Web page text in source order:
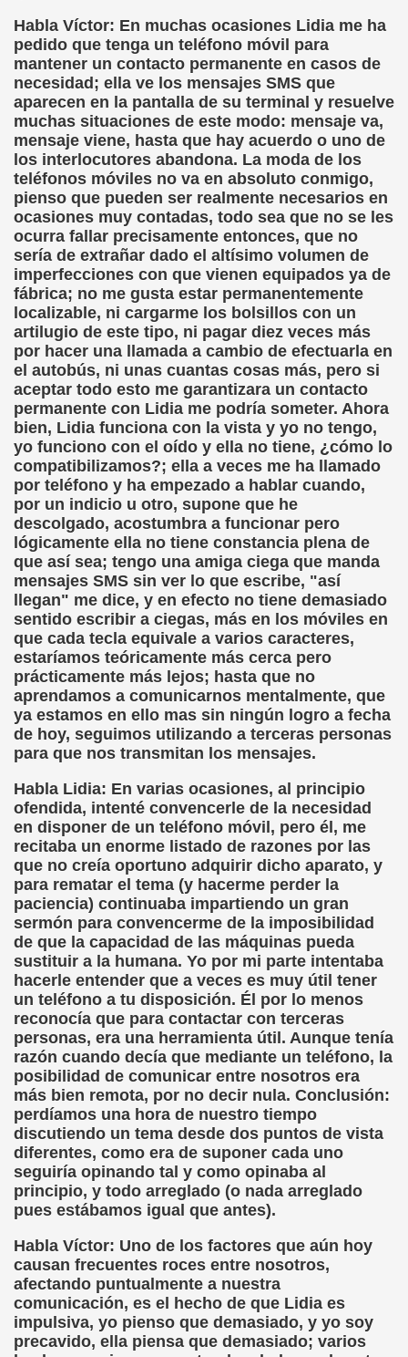
Habla Víctor: En muchas ocasiones Lidia me ha
pedido que tenga un teléfono móvil para
mantener un contacto permanente en casos de
necesidad; ella ve los mensajes SMS que
aparecen en la pantalla de su terminal y resuelve
muchas situaciones de este modo: mensaje va,
mensaje viene, hasta que hay acuerdo o uno de
los interlocutores abandona. La moda de los
teléfonos móviles no va en absoluto conmigo,
pienso que pueden ser realmente necesarios en
ocasiones muy contadas, todo sea que no se les
ocurra fallar precisamente entonces, que no
sería de extrañar dado el altísimo volumen de
imperfecciones con que vienen equipados ya de
fábrica; no me gusta estar permanentemente
localizable, ni cargarme los bolsillos con un
artilugio de este tipo, ni pagar diez veces más
por hacer una llamada a cambio de efectuarla en
el autobús, ni unas cuantas cosas más, pero si
aceptar todo esto me garantizara un contacto
permanente con Lidia me podría someter. Ahora
bien, Lidia funciona con la vista y yo no tengo,
yo funciono con el oído y ella no tiene, ¿cómo lo
compatibilizamos?; ella a veces me ha llamado
por teléfono y ha empezado a hablar cuando,
por un indicio u otro, supone que he
descolgado, acostumbra a funcionar pero
lógicamente ella no tiene constancia plena de
que así sea; tengo una amiga ciega que manda
mensajes SMS sin ver lo que escribe, "así
llegan" me dice, y en efecto no tiene demasiado
sentido escribir a ciegas, más en los móviles en
que cada tecla equivale a varios caracteres,
estaríamos teóricamente más cerca pero
prácticamente más lejos; hasta que no
aprendamos a comunicarnos mentalmente, que
ya estamos en ello mas sin ningún logro a fecha
de hoy, seguimos utilizando a terceras personas
para que nos transmitan los mensajes.
Habla Lidia: En varias ocasiones, al principio
ofendida, intenté convencerle de la necesidad
en disponer de un teléfono móvil, pero él, me
recitaba un enorme listado de razones por las
que no creía oportuno adquirir dicho aparato, y
para rematar el tema (y hacerme perder la
paciencia) continuaba impartiendo un gran
sermón para convencerme de la imposibilidad
de que la capacidad de las máquinas pueda
sustituir a la humana. Yo por mi parte intentaba
hacerle entender que a veces es muy útil tener
un teléfono a tu disposición. Él por lo menos
reconocía que para contactar con terceras
personas, era una herramienta útil. Aunque tenía
razón cuando decía que mediante un teléfono, la
posibilidad de comunicar entre nosotros era
más bien remota, por no decir nula. Conclusión:
perdíamos una hora de nuestro tiempo
discutiendo un tema desde dos puntos de vista
diferentes, como era de suponer cada uno
seguiría opinando tal y como opinaba al
principio, y todo arreglado (o nada arreglado
pues estábamos igual que antes).
Habla Víctor: Uno de los factores que aún hoy
causan frecuentes roces entre nosotros,
afectando puntualmente a nuestra
comunicación, es el hecho de que Lidia es
impulsiva, yo pienso que demasiado, y yo soy
precavido, ella piensa que demasiado; varios